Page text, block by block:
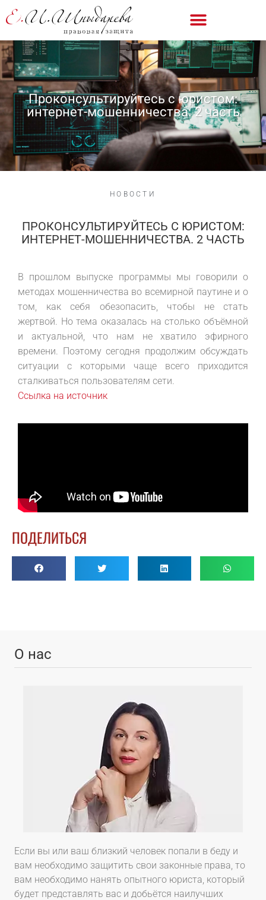
Проконсультируйтесь с юристом:
интернет-мошенничества. 2 часть
НОВОСТИ
ПРОКОНСУЛЬТИРУЙТЕСЬ С ЮРИСТОМ:
ИНТЕРНЕТ-МОШЕННИЧЕСТВА. 2 ЧАСТЬ
В прошлом выпуске программы мы говорили о
методах мошенничества во всемирной паутине и о
том, как себя обезопасить, чтобы не стать
жертвой. Но тема оказалась на столько объёмной
и актуальной, что нам не хватило эфирного
времени. Поэтому сегодня продолжим обсуждать
ситуации с которыми чаще всего приходится
сталкиваться пользователям сети.
Ссылка на источник
ПОДЕЛИТЬСЯ
О нас
Если вы или ваш близкий человек попали в беду и
вам необходимо защитить свои законные права, то
вам необходимо нанять опытного юриста, который
будет представлять вас и добьётся наилучших